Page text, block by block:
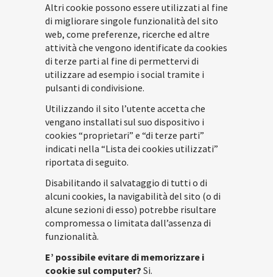
Altri cookie possono essere utilizzati al fine
di migliorare singole funzionalità del sito
web, come preferenze, ricerche ed altre
attività che vengono identificate da cookies
di terze parti al fine di permettervi di
utilizzare ad esempio i social tramite i
pulsanti di condivisione.
Utilizzando il sito l’utente accetta che
vengano installati sul suo dispositivo i
cookies “proprietari” e “di terze parti”
indicati nella “Lista dei cookies utilizzati”
riportata di seguito.
Disabilitando il salvataggio di tutti o di
alcuni cookies, la navigabilità del sito (o di
alcune sezioni di esso) potrebbe risultare
compromessa o limitata dall’assenza di
funzionalità.
E’ possibile evitare di memorizzare i
cookie sul computer? Si.